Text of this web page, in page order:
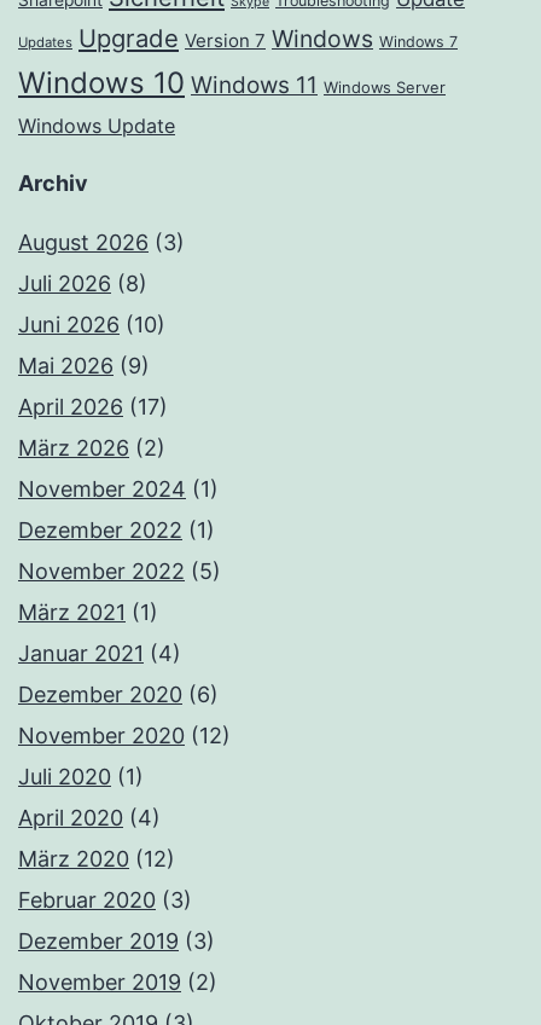
Updates Upgrade Version 7 Windows Windows 7
Windows 10 Windows 11 Windows Server
Windows Update
Archiv
August 2026 (3)
Juli 2026 (8)
Juni 2026 (10)
Mai 2026 (9)
April 2026 (17)
März 2026 (2)
November 2024 (1)
Dezember 2022 (1)
November 2022 (5)
März 2021 (1)
Januar 2021 (4)
Dezember 2020 (6)
November 2020 (12)
Juli 2020 (1)
April 2020 (4)
März 2020 (12)
Februar 2020 (3)
Dezember 2019 (3)
November 2019 (2)